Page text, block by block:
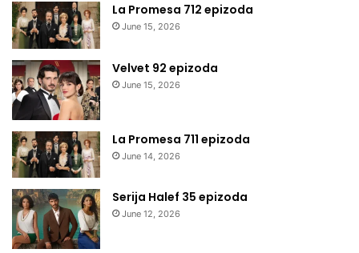
La Promesa 712 epizoda
June 15, 2026
Velvet 92 epizoda
June 15, 2026
La Promesa 711 epizoda
June 14, 2026
Serija Halef 35 epizoda
June 12, 2026